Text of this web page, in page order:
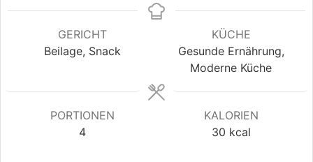
GERICHT
Beilage, Snack
KÜCHE
Gesunde Ernährung,
Moderne Küche
PORTIONEN
4
KALORIEN
30 kcal